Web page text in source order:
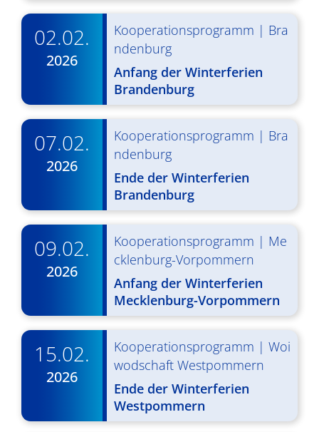
h
e
u
d
A
i
c
h
t
e
n
,
a
n
-
v
i
o
02.02.
2026
Kooperationsprogramm | Bra
ndenburg
Anfang der Winterferien
Brandenburg
07.02.
2026
Kooperationsprogramm | Bra
ndenburg
Ende der Winterferien
Brandenburg
09.02.
2026
Kooperationsprogramm | Me
cklenburg-Vorpommern
Anfang der Winterferien
Mecklenburg-Vorpommern
15.02.
2026
Kooperationsprogramm | Woi
wodschaft Westpommern
Ende der Winterferien
Westpommern